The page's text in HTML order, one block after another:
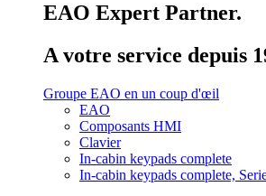
EAO Expert Partner.
A votre service depuis
Groupe EAO en un coup d'œil
EAO
Composants HMI
Clavier
In-cabin keypads complete
In-cabin keypads complete,